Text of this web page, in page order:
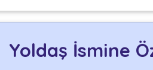
Yoldaş İsmine